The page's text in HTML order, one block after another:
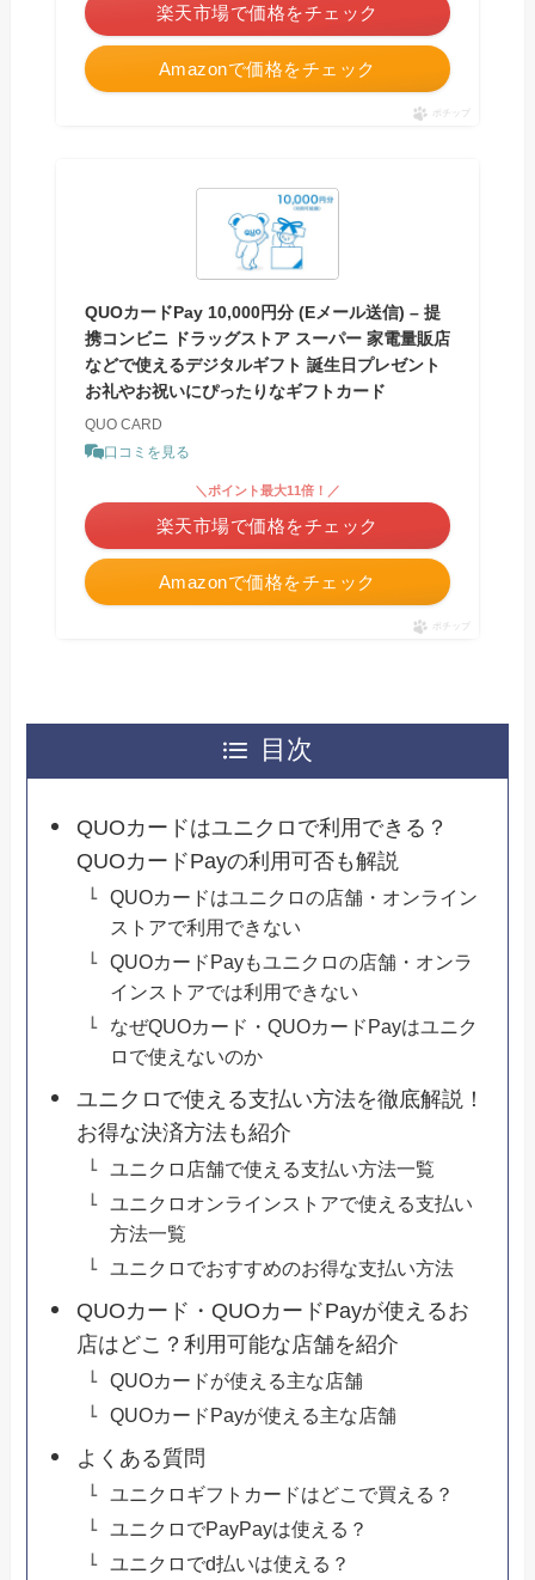
Amazonで価格をチェック
楽天市場で価格をチェック
ポチップ
QUOカードPay 10,000円分 (Eメール送信) – 提
携コンビニ ドラッグストア スーパー 家電量販店
などで使えるデジタルギフト 誕生日プレゼント
お礼やお祝いにぴったりなギフトカード
QUO CARD
口コミを見る
Amazonで価格をチェック
＼ポイント最大11倍！／
楽天市場で価格をチェック
ポチップ
目次
QUOカードはユニクロで利用できる？
QUOカードPayの利用可否も解説
QUOカードはユニクロの店舗・オンライン
ストアで利用できない
QUOカードPayもユニクロの店舗・オンラ
インストアでは利用できない
なぜQUOカード・QUOカードPayはユニク
ロで使えないのか
ユニクロで使える支払い方法を徹底解説！
お得な決済方法も紹介
ユニクロ店舗で使える支払い方法一覧
ユニクロオンラインストアで使える支払い
方法一覧
ユニクロでおすすめのお得な支払い方法
QUOカード・QUOカードPayが使えるお
店はどこ？利用可能な店舗を紹介
QUOカードが使える主な店舗
QUOカードPayが使える主な店舗
よくある質問
ユニクロギフトカードはどこで買える？
ユニクロでPayPayは使える？
ユニクロでd払いは使える？